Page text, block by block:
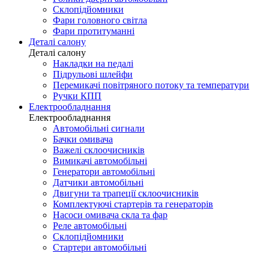
Склопідйомники
Фари головного світла
Фари протитуманні
Деталі салону
Деталі салону
Накладки на педалі
Підрульові шлейфи
Перемикачі повітряного потоку та температури
Ручки КПП
Електрообладнання
Електрообладнання
Автомобільні сигнали
Бачки омивача
Важелі склоочисників
Вимикачі автомобільні
Генератори автомобільні
Датчики автомобільні
Двигуни та трапеції склоочисників
Комплектуючі стартерів та генераторів
Насоси омивача скла та фар
Реле автомобільні
Склопідйомники
Стартери автомобільні